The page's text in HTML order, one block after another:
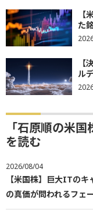
【
た
【
ル
「石原順の米
を読む
2026/08/04
【米国株】巨大ITの
の真価が問われるフェ